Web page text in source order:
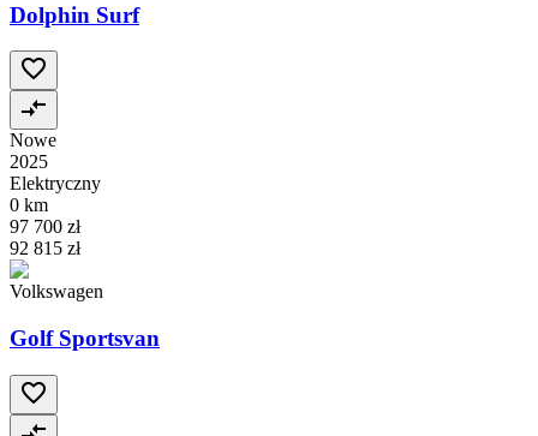
Dolphin Surf
Nowe
2025
Elektryczny
0 km
97 700 zł
92 815 zł
Volkswagen
Golf Sportsvan